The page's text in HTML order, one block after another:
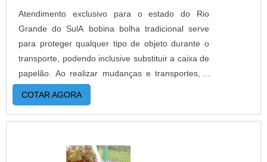
Atendimento exclusivo para o estado do Rio
Grande do SulA bobina bolha tradicional serve
para proteger qualquer tipo de objeto durante o
transporte, podendo inclusive substituir a caixa de
papelão. Ao realizar mudanças e transportes, o
uso desse produto é essencial para que nada
quebre ou estrague no meio do caminho e para
facilitar o trabalho. MAIS INFORMAÇÕES
que a bobina de plastico bolha é a melhor opção
COTAR AGORA